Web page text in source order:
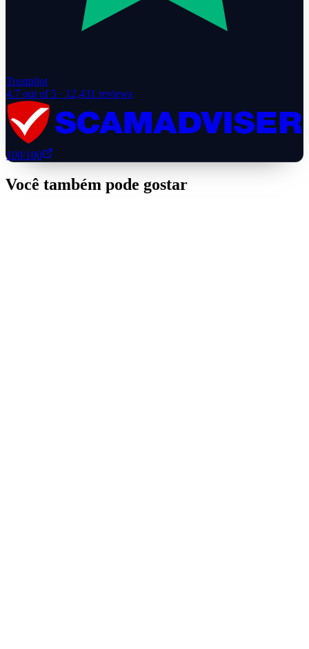
Trustpilot
4.7 out of 5 · 12,431 reviews
100/100
Você também pode gostar